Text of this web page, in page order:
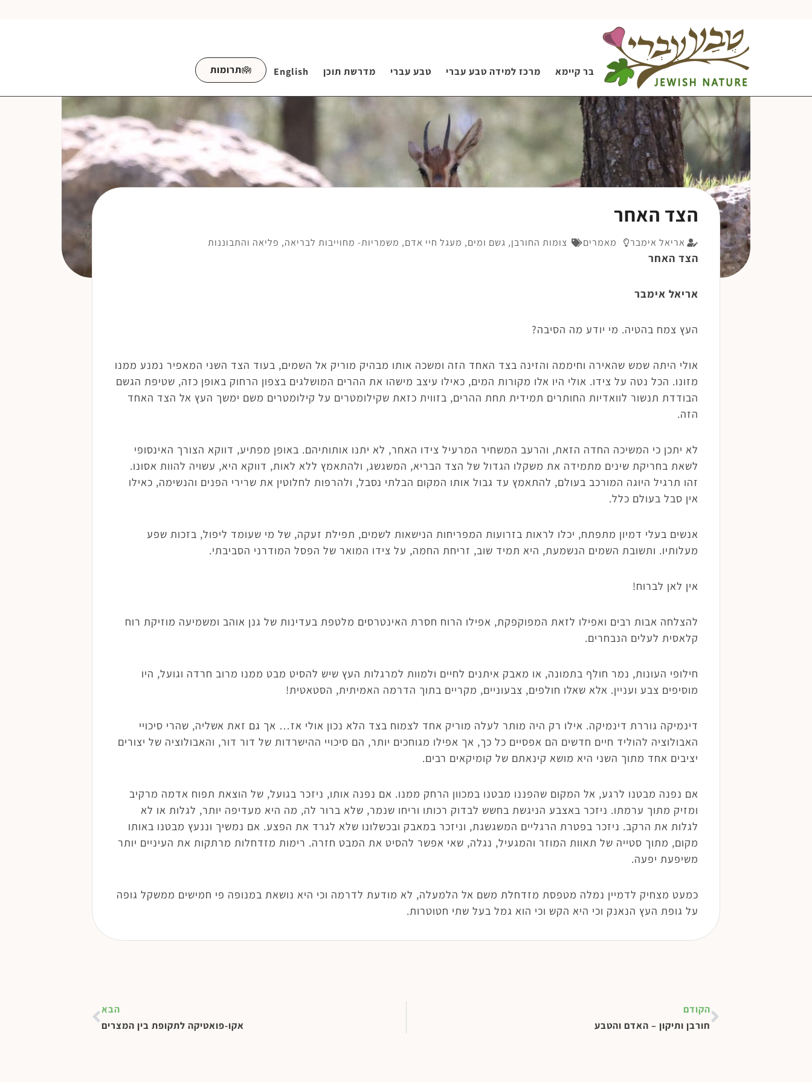
בר קיימא מרכז למידה טבע עברי טבע עברי מדרשת תוכן English תרומות
הצד האחר
אריאל אימבר מאמרים צומות החורבן, גשם ומים, מעגל חיי אדם, משמריות- מחוייבות לבריאה, פליאה והתבוננות
הצד האחר
אריאל אימבר
העץ צמח בהטיה. מי יודע מה הסיבה?
אולי היתה שמש שהאירה וחיממה והזינה בצד האחד הזה ומשכה אותו מבהיק מוריק אל השמים, בעוד הצד השני המאפיר נמנע ממנו
מזונו. הכל נטה על צידו. אולי היו אלו מקורות המים, כאילו עיצב מישהו את ההרים המושלגים בצפון הרחוק באופן כזה, שטיפת הגשם
הבודדת תנשור לוואדיות החותרים תמידית תחת ההרים, בזווית כזאת שקילומטרים על קילומטרים משם ימשך העץ אל הצד האחד
הזה.
לא יתכן כי המשיכה החדה הזאת, והרעב המשחיר המרעיל צידו האחר, לא יתנו אותותיהם. באופן מפתיע, דווקא הצורך האינסופי
לשאת בחריקת שינים מתמידה את משקלו הגדול של הצד הבריא, המשגשג, ולהתאמץ ללא לאות, דווקא היא, עשויה להוות אסונו.
זהו תרגיל היוגה המורכב בעולם, להתאמץ עד גבול אותו המקום הבלתי נסבל, ולהרפות לחלוטין את שרירי הפנים והנשימה, כאילו
אין סבל בעולם כלל.
אנשים בעלי דמיון מתפתח, יכלו לראות בזרועות המפריחות הנישאות לשמים, תפילת זעקה, של מי שעומד ליפול, בזכות שפע
מעלותיו. ותשובת השמים הנשמעת, היא תמיד שוב, זריחת החמה, על צידו המואר של הפסל המודרני הסביבתי.
אין לאן לברוח!
להצלחה אבות רבים ואפילו לזאת המפוקפקת, אפילו הרוח חסרת האינטרסים מלטפת בעדינות של גנן אוהב ומשמיעה מוזיקת רוח
קלאסית לעלים הנבחרים.
חילופי העונות, נמר חולף בתמונה, או מאבק איתנים לחיים ולמוות למרגלות העץ שיש להסיט מבט ממנו מרוב חרדה וגועל, היו
מוסיפים צבע ועניין. אלא שאלו חולפים, צבעוניים, מקריים בתוך הדרמה האמיתית, הסטאטית!
דינמיקה גוררת דינמיקה. אילו רק היה מותר לעלה מוריק אחד לצמוח בצד הלא נכון אולי אז… אך גם זאת אשליה, שהרי סיכויי
האבולוציה להוליד חיים חדשים הם אפסיים כל כך, אך אפילו מגוחכים יותר, הם סיכויי ההישרדות של דור דור, והאבולוציה של יצורים
יציבים אחד מתוך השני היא מושא קינאתם של קומיקאים רבים.
אם נפנה מבטנו לרגע, אל המקום שהפננו מבטנו במכוון הרחק ממנו. אם נפנה אותו, ניזכר בגועל, של הוצאת תפוח אדמה מרקיב
ומזיק מתוך ערמתו. ניזכר באצבע הניגשת בחשש לבדוק רכותו וריחו שנמר, שלא ברור לה, מה היא מעדיפה יותר, לגלות או לא
לגלות את הרקב. ניזכר בפטרת הרגליים המשגשגת, וניזכר במאבק ובכשלונו שלא לגרד את הפצע. אם נמשיך וננעץ מבטנו באותו
מקום, מתוך סטייה של תאוות המוזר והמגעיל, נגלה, שאי אפשר להסיט את המבט חזרה. רימות מזדחלות מרתקות את העיניים יותר
משיפעת יפעה.
כמעט מצחיק לדמיין נמלה מטפסת מזדחלת משם אל הלמעלה, לא מודעת לדרמה וכי היא נושאת במנופה פי חמישים ממשקל גופה
על גופת העץ הנאנק וכי היא הקש וכי הוא גמל בעל שתי חטוטרות.
הקודם
חורבן ותיקון – האדם והטבע
הבא
אקו-פואטיקה לתקופת בין המצרים